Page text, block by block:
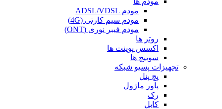
مودم ADSL/VDSL
مودم سیم کارتی (4G)
مودم فیبر نوری (ONT)
روتر ها
اکسس پوینت ها
سوییچ ها
تجهیزات پسیو شبکه
پچ پنل
پاور ماژول
رک
کابل